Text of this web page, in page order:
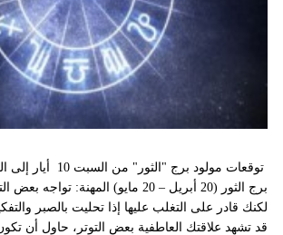
برج الثور (20 أبريل – 20 مايو) المهنة:
لكنك قادر على التغلب عليها إذا تحليت بالصبر
قد تشهد علاقتك العاطفية بعض التوتر، حاول أن